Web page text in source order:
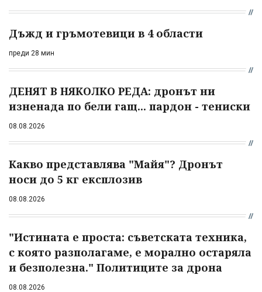
Дъжд и гръмотевици в 4 области
преди 28 мин
ДЕНЯТ В НЯКОЛКО РЕДА: дронът ни
изненада по бели гащ... пардон - тениски
08.08.2026
Какво представлява "Майя"? Дронът
носи до 5 кг експлозив
08.08.2026
"Истината е проста: съветската техника,
с която разполагаме, е морално остаряла
и безполезна." Политиците за дрона
08.08.2026